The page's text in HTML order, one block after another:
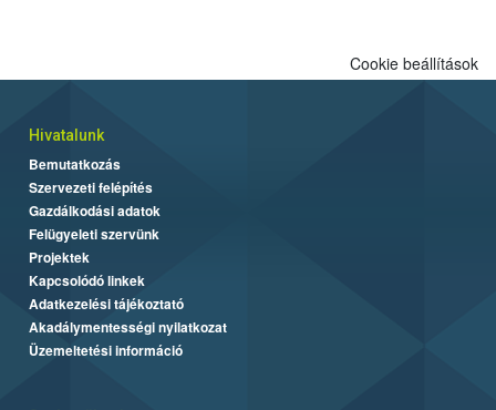
Cookie beállítások
Hivatalunk
Bemutatkozás
Szervezeti felépítés
Gazdálkodási adatok
Felügyeleti szervünk
Projektek
Kapcsolódó linkek
Adatkezelési tájékoztató
Akadálymentességi nyilatkozat
Üzemeltetési információ